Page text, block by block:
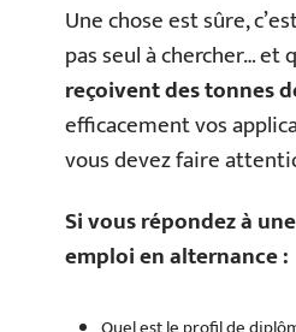
Une chose est sûre,
pas seul à chercher… et
reçoivent des tonnes
efficacement vos
vous devez faire
Si vous répondez à
emploi en alternance :